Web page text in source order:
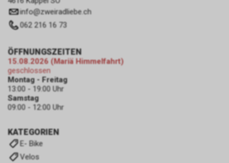
info@zweiradliebe.ch
062 216 16 73
KATEGORIEN
E- Bike
Velos
ÖFFNUNGSZEITEN
15.08.2026 (Mariä Himmelfahrt)
geschlossen
Montag - Freitag
13:00 - 19:00 Uhr
Samstag
09:00 - 12:00 Uhr